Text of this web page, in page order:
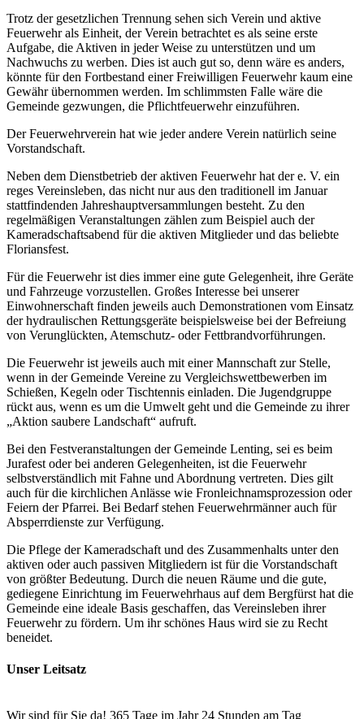
Trotz der gesetzlichen Trennung sehen sich Verein und aktive
Feuerwehr als Einheit, der Verein betrachtet es als seine erste
Aufgabe, die Aktiven in jeder Weise zu unterstützen und um
Nachwuchs zu werben. Dies ist auch gut so, denn wäre es anders,
könnte für den Fortbestand einer Freiwilligen Feuerwehr kaum eine
Gewähr übernommen werden. Im schlimmsten Falle wäre die
Gemeinde gezwungen, die Pflichtfeuerwehr einzuführen.
Der Feuerwehrverein hat wie jeder andere Verein natürlich seine
Vorstandschaft.
Neben dem Dienstbetrieb der aktiven Feuerwehr hat der e. V. ein
reges Vereinsleben, das nicht nur aus den traditionell im Januar
stattfindenden Jahreshauptversammlungen besteht. Zu den
regelmäßigen Veranstaltungen zählen zum Beispiel auch der
Kameradschaftsabend für die aktiven Mitglieder und das beliebte
Floriansfest.
Für die Feuerwehr ist dies immer eine gute Gelegenheit, ihre Geräte
und Fahrzeuge vorzustellen. Großes Interesse bei unserer
Einwohnerschaft finden jeweils auch Demonstrationen vom Einsatz
der hydraulischen Rettungsgeräte beispielsweise bei der Befreiung
von Verunglückten, Atemschutz- oder Fettbrandvorführungen.
Die Feuerwehr ist jeweils auch mit einer Mannschaft zur Stelle,
wenn in der Gemeinde Vereine zu Vergleichswettbewerben im
Schießen, Kegeln oder Tischtennis einladen. Die Jugendgruppe
rückt aus, wenn es um die Umwelt geht und die Gemeinde zu ihrer
„Aktion saubere Landschaft“ aufruft.
Bei den Festveranstaltungen der Gemeinde Lenting, sei es beim
Jurafest oder bei anderen Gelegenheiten, ist die Feuerwehr
selbstverständlich mit Fahne und Abordnung vertreten. Dies gilt
auch für die kirchlichen Anlässe wie Fronleichnamsprozession oder
Feiern der Pfarrei. Bei Bedarf stehen Feuerwehrmänner auch für
Absperrdienste zur Verfügung.
Die Pflege der Kameradschaft und des Zusammenhalts unter den
aktiven oder auch passiven Mitgliedern ist für die Vorstandschaft
von größter Bedeutung. Durch die neuen Räume und die gute,
gediegene Einrichtung im Feuerwehrhaus auf dem Bergfürst hat die
Gemeinde eine ideale Basis geschaffen, das Vereinsleben ihrer
Feuerwehr zu fördern. Um ihr schönes Haus wird sie zu Recht
beneidet.
Unser Leitsatz
Wir sind für Sie da! 365 Tage im Jahr 24 Stunden am Tag